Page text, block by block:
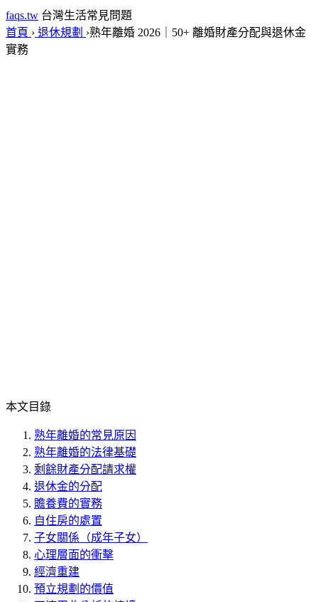
faqs.tw 台灣生活常見問題
首頁 › 退休規劃 ›熟年離婚 2026｜50+ 離婚財產分配與退休金
實務
本文目錄
熟年離婚的常見原因
熟年離婚的法律基礎
剩餘財產分配請求權
退休金的分配
贍養費的實務
自住房的處置
子女關係（成年子女）
心理層面的衝擊
經濟重建
預立規劃的價值